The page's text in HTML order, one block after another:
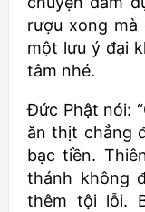
rượu xong
một lưu ý đại
tâm nhé.
Đức Phật nói:
ăn thịt chẳng
bạc tiền.
thánh không
thêm tội lỗi.